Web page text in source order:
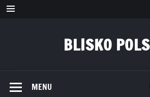
Przejdź
BLISKO
MENU